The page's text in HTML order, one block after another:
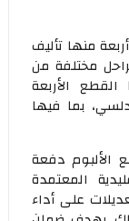
الأول 8 قطع، أربعة منها تأليف
مختلفة من
متم سنة 2023، فيما القطع الأربعة
بما فيها
الألبوم دفعة
المعتمدة
على أداء